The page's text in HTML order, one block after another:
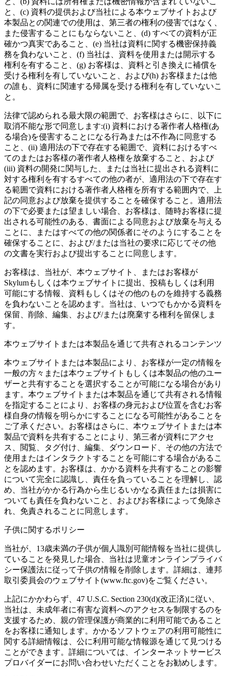
と、(c) 資料の提供および当社による本ウェブサイトおよび
本製品との関連での使用は、第三者の権利の侵害ではなく、
また侵害することにもならないこと、(d) すべての資料が正
確かつ真実であること、(e) 当社は資料に関する機密保持義
務を負わないこと、(f) 当社は、資料を使用または開示する
権利を有すること、(g) お客様は、資料と引き換えに補償を
受ける権利を有していないこと、および(h) お客様または他
の誰も、資料に関連する帰属を受ける権利を有していないこ
と。
法律で認められる最大限の範囲で、お客様はさらに、以下に
取消不能な形で同意します:(i) 資料における著作者人格権(あ
る場合)を侵害することになる行為または不作為に同意する
こと、(ii) 適用法の下で存在する範囲で、資料におけるすべ
てのまたはお客様の著作者人格権を放棄すること、および
(iii) 資料の開発に関与した、または当社に提出される資料に
対する権利を有するすべての他の者が、適用法の下で存在す
る範囲で資料における著作者人格権を所有する範囲内で、上
記の同意および放棄を提供することを確保すること。適用法
の下で必要または望ましい場合、お客様は、随時お客様に提
出される可能性のある、書面による同意および放棄を与える
ことに、またはすべての他の関係者にそのようにすることを
確保することに、および/または当社の要求に応じてその他
の文書を実行および提出することに同意します。
お客様は、当社が、本ウェブサイト、またはお客様が
Skylumもしくは本ウェブサイトに提出、投稿もしくは利用
可能にする情報、資料もしくはその他のものを維持する義務
を負わないことを認めます。当社は、いつでもかかる資料を
保留、削除、編集、および/または廃棄する権利を留保しま
す。
本ウェブサイトまたは本製品を通じて共有されるコンテンツ
本ウェブサイトまたは本製品により、お客様が一定の情報を
一般の方々または本ウェブサイトもしくは本製品の他のユー
ザーと共有することを選択することが可能になる場合があり
ます。本ウェブサイトまたは本製品を通じて共有される情報
を指定することにより、お客様の身元および位置を含むお客
様自身の情報を明らかにすることになる可能性があることを
ご了承ください。お客様はさらに、本ウェブサイトまたは本
製品で資料を共有することにより、第三者が資料にアクセ
ス、閲覧、タグ付け、編集、ダウンロード、その他の方法で
使用またはインタラクトすることを可能にする場合があるこ
とを認めます。お客様は、かかる資料を共有することの影響
について完全に認識し、責任を負っていることを理解し、認
め、当社がかかる行為から生じるいかなる責任または損害に
ついても責任を負わないこと、およびお客様によって免除さ
れ、免責されることに同意します。
子供に関するポリシー
当社が、13歳未満の子供が個人識別可能情報を当社に提供し
ていることを発見した場合、当社は児童オンラインプライバ
シー保護法に従って子供の情報を削除します。詳細は、連邦
取引委員会のウェブサイト(www.ftc.gov)をご覧ください。
上記にかかわらず、47 U.S.C. Section 230(d)(改正済)に従い、
当社は、未成年者に有害な資料へのアクセスを制限するのを
支援するため、親の管理保護が商業的に利用可能であること
をお客様に通知します。かかるソフトウェアの利用可能性に
関する詳細情報は、公に利用可能な情報源を通じて見つける
ことができます。詳細については、インターネットサービス
プロバイダーにお問い合わせいただくことをお勧めします。